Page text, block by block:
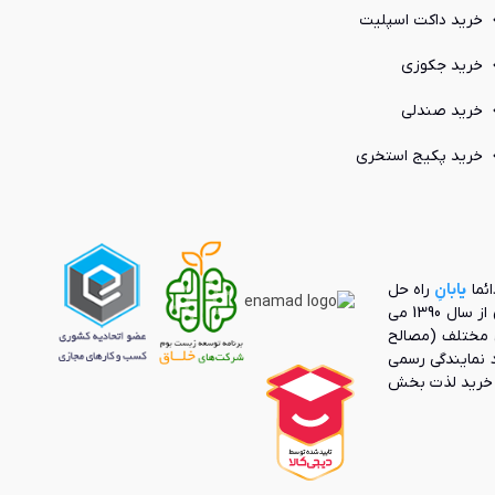
را به خود اختصاص داده است. از همین رو، برخی از بارز ترین ویژگی
کفگیر و ... (در برخی از مدل‌ها)
خرید داکت اسپلیت
خرید جکوزی
خرید صندلی
خرید پکیج استخری
یابانِ راه حل
بنیانگذار بازار آنلاین محصولات صنعت ساختمان از سال 1390 می
مختلف (مصالح
نمایندگی رسمی
خرید لذت بخش